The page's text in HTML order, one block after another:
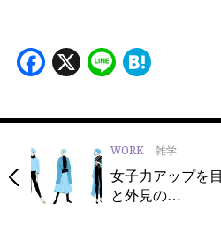
Facebook
X Line
WORK 雑学
女子力アップを
と外見の…